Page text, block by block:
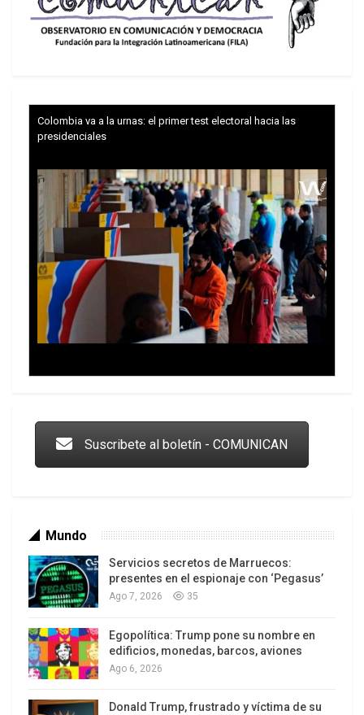
que los Pantsir-S son capaces de interceptar
misiles de crucero lanzados desde un
Colombia va a la urnas: el primer test electoral hacia las
presidenciales
Los latinos le van dando la espalda a Trump
Suscribete al boletín - COMUNICAN
Mundo
Servicios secretos de Marruecos:
presentes en el espionaje con ‘Pegasus’
Ago 7, 2026 35
Egopolítica: Trump pone su nombre en
edificios, monedas, barcos, aviones
Ago 6, 2026
Donald Trump, frustrado y víctima de su